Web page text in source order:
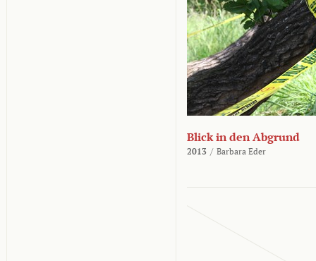
Blick in den Abgrund
2013 / Barbara Eder